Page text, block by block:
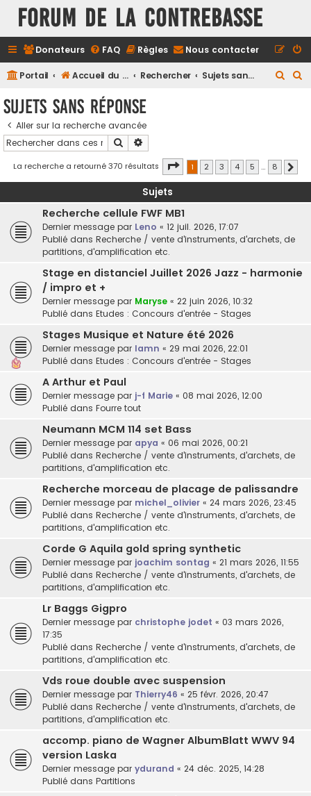
FORUM DE LA CONTREBASSE
Donateurs FAQ Règles Nous contacter
Portail Accueil du forum Rechercher Sujets sans réponse
c
h
r
c
h
r
Sujets sans réponse
Aller sur la recherche avancée
Rechercher
La recherche a retourné 370 résultats Page 1sur8
1 2 3 4 5 … 8
Sujets
Recherche cellule FWF MB1
Dernier message par Leno « 12 juil. 2026, 17:07
Publié dans Recherche / vente d'instruments, d'archets, de
partitions, d'amplification etc.
Stage en distanciel Juillet 2026 Jazz - harmonie
/ impro et +
Dernier message par Maryse « 22 juin 2026, 10:32
Publié dans Etudes : Concours d'entrée - Stages
Stages Musique et Nature été 2026
Dernier message par lamn « 29 mai 2026, 22:01
Publié dans Etudes : Concours d'entrée - Stages
A Arthur et Paul
Dernier message par j-f Marie « 08 mai 2026, 12:00
Publié dans Fourre tout
Neumann MCM 114 set Bass
Dernier message par apya « 06 mai 2026, 00:21
Publié dans Recherche / vente d'instruments, d'archets, de
partitions, d'amplification etc.
Recherche morceau de placage de palissandre
Dernier message par michel_olivier « 24 mars 2026, 23:45
Publié dans Recherche / vente d'instruments, d'archets, de
partitions, d'amplification etc.
Corde G Aquila gold spring synthetic
Dernier message par joachim sontag « 21 mars 2026, 11:55
Publié dans Recherche / vente d'instruments, d'archets, de
partitions, d'amplification etc.
Lr Baggs Gigpro
Dernier message par christophe jodet « 03 mars 2026,
17:35
Publié dans Recherche / vente d'instruments, d'archets, de
partitions, d'amplification etc.
Vds roue double avec suspension
Dernier message par Thierry46 « 25 févr. 2026, 20:47
Publié dans Recherche / vente d'instruments, d'archets, de
partitions, d'amplification etc.
accomp. piano de Wagner AlbumBlatt WWV 94
version Laska
Dernier message par ydurand « 24 déc. 2025, 14:28
Publié dans Partitions